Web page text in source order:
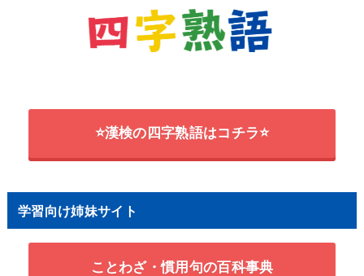
⭐漢検の四字熟語はコチラ⭐
学習向け姉妹サイト
ことわざ・慣用句の百科事典